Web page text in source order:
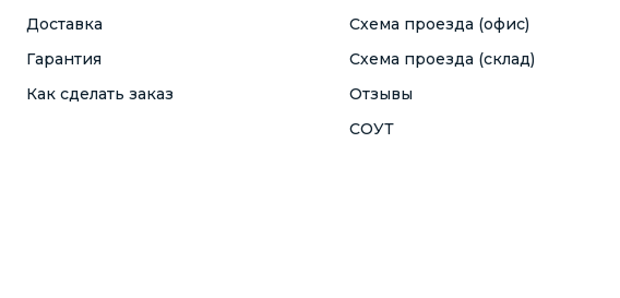
Доставка
Гарантия
Как сделать заказ
Схема проезда (офис)
Схема проезда (склад)
Отзывы
СОУТ